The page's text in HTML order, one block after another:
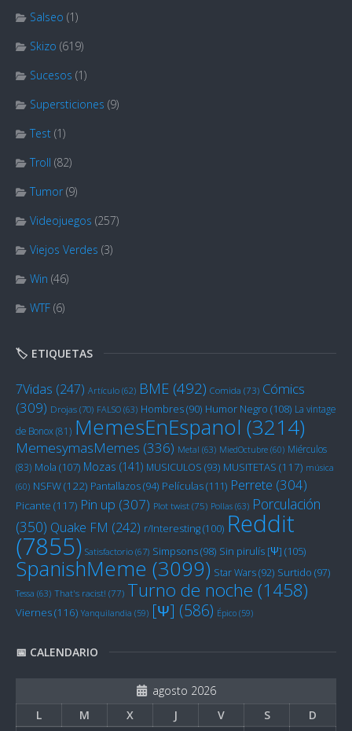
Salseo (1)
Skizo (619)
Sucesos (1)
Supersticiones (9)
Test (1)
Troll (82)
Tumor (9)
Videojuegos (257)
Viejos Verdes (3)
Win (46)
WTF (6)
🏷️ ETIQUETAS
7Vidas (247) Artículo (62) BME (492) Comida (73) Cómics
(309) Drojas (70) FALSO (63) Hombres(90) Humor Negro (108) La vintage
de Bonox(81) MemesEnEspanol (3214)
MemesymasMemes (336) Metal (63) MiedOctubre (60) Miérculos
(83) Mola (107) Mozas (141) MUSICULOS (93) MUSITETAS (117) música
(60) NSFW(122) Pantallazos(94) Películas(111) Perrete (304)
Picante (117) Pin up (307) Plot twist (75) Pollas (63) Porculación
(350) Quake FM (242) r/Interesting(100) Reddit
(7855) Satisfactorio (67) Simpsons(98) Sin pirulís [Ψ] (105)
SpanishMeme (3099) Star Wars(92) Surtido (97)
Tessa (63) That's racist! (77) Turno de noche (1458)
Viernes(116) Yanquilandia (59) [Ψ] (586) Épico (59)
📅 CALENDARIO
agosto 2026
L
M X J V S
D